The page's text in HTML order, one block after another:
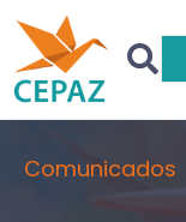
Comunicados